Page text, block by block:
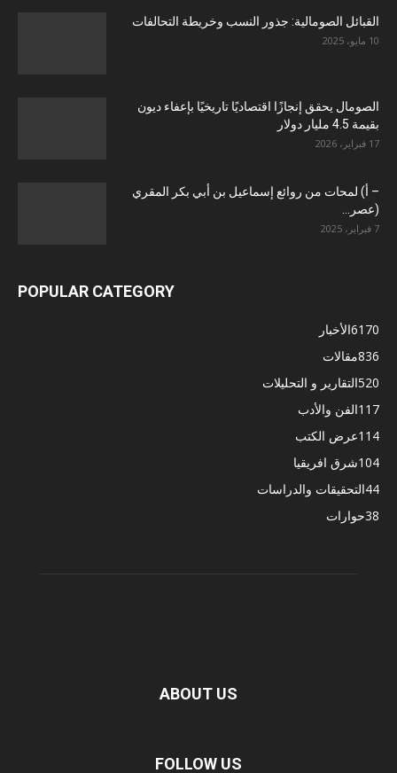
القبائل الصومالية: جذور النسب وخريطة التحالفات
10 مايو، 2025
الصومال يحقق إنجازًا اقتصاديًا تاريخيًا بإعفاء ديون
بقيمة 4.5 مليار دولار
17 فبراير، 2026
– أ) لمحات من روائع إسماعيل بن أبي بكر المقري
(عصر...
7 فبراير، 2025
POPULAR CATEGORY
الأخبار6170
مقالات836
التقارير و التحليلات520
الفن والأدب117
عرض الكتب114
شرق افريقيا104
التحقيقات والدراسات44
حوارات38
ABOUT US
FOLLOW US